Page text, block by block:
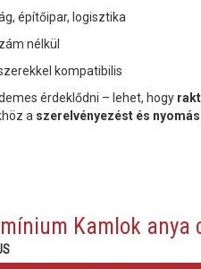
építőipar, logisztika
nélkül
kompatibilis
érdeklődni – lehet, hogy
a szerelvényezést és
Kamlok anya